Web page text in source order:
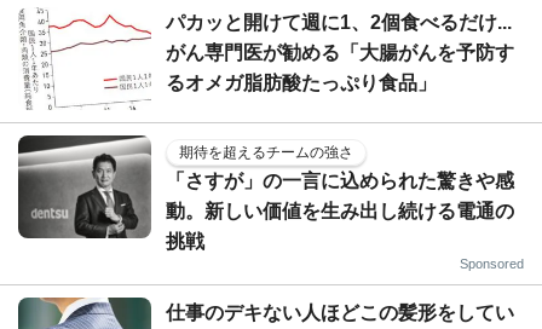
パカッと開けて週に1、2個食べるだけ...
がん専門医が勧める「大腸がんを予防す
るオメガ脂肪酸たっぷり食品」
期待を超えるチームの強さ
「さすが」の一言に込められた驚きや感
動。新しい価値を生み出し続ける電通の
挑戦
Sponsored
仕事のデキない人ほどこの髪形をしてい